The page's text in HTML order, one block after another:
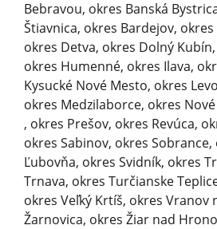
Bebravou, okres Banská
Štiavnica, okres Bardejov, okres
okres Detva, okres Dolný
okres Humenné, okres Ilava,
Kysucké Nové Mesto, okres
okres Medzilaborce, okres
, okres Prešov, okres Revúca,
okres Sabinov, okres Sobrance,
Ľubovňa, okres Svidník, okres
Trnava, okres Turčianske
okres Veľký Krtíš, okres Vranov
Žarnovica, okres Žiar nad